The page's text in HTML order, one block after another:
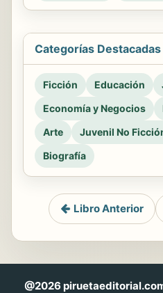
Categorías Destacadas
Ficción Educación
Economía y Negocios
Arte
Juvenil No
Biografía
Libro Anterior
@2026